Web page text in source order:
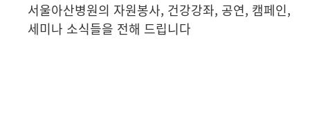
서울아산병원의 자원봉사, 건강강좌, 공연, 캠페인,
세미나 소식들을 전해 드립니다